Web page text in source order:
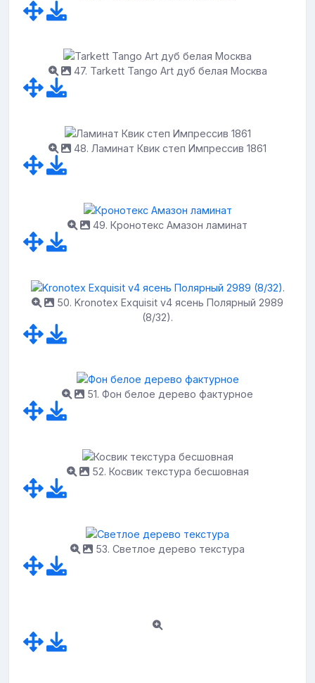
47. Tarkett Tango Art дуб белая Москва
48. Ламинат Квик степ Импрессив 1861
49. Кронотекс Амазон ламинат
50. Kronotex Exquisit v4 ясень Полярный 2989
(8/32).
51. Фон белое дерево фактурное
52. Косвик текстура бесшовная
53. Светлое дерево текстура